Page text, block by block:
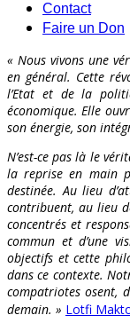
Contact
Faire un Don
« Nous vivons une
en général. Cette
l’Etat et de la
économique. Elle
son énergie, son
N’est-ce pas là le
la reprise en main
destinée. Au lieu
contribuent, au lieu
concentrés et
commun et d’une
objectifs et cette
dans ce contexte.
compatriotes osent,
demain. » Lotfi